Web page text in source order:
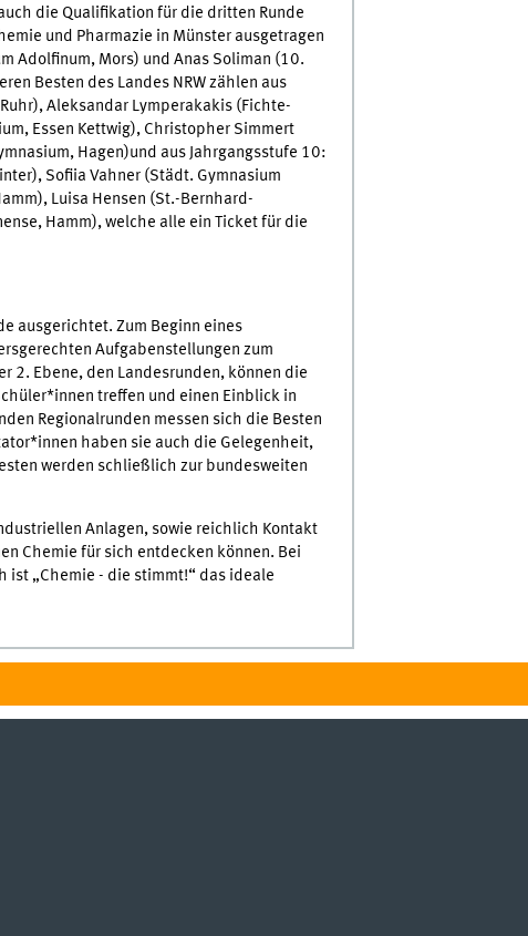
die Qualifikation für die dritten Runde
und Pharmazie in Münster ausgetragen
Adolfinum, Mors) und Anas Soliman (10.
Besten des Landes NRW zählen aus
Aleksandar Lymperakakis (Fichte-
Essen Kettwig), Christopher Simmert
Hagen)und aus Jahrgangsstufe 10:
Sofiia Vahner (Städt. Gymnasium
Luisa Hensen (St.-Bernhard-
Hamm), welche alle ein Ticket für die
ausgerichtet. Zum Beginn eines
Aufgabenstellungen zum
2. Ebene, den Landesrunden, können die
treffen und einen Einblick in
Regionalrunden messen sich die Besten
haben sie auch die Gelegenheit,
werden schließlich zur bundesweiten
Anlagen, sowie reichlich Kontakt
Chemie für sich entdecken können. Bei
ist „Chemie - die stimmt!“ das ideale